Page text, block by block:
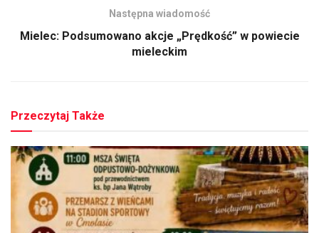
Następna wiadomość
Mielec: Podsumowano akcje „Prędkość” w powiecie
mieleckim
Przeczytaj Także